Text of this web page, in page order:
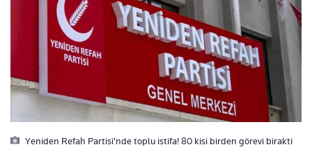
Yeniden Refah Partisi'nde toplu istifa! 80 kisi birden görevi birakti